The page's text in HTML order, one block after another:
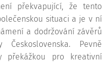
překvapující, že tento
situaci a je v ní
a dodržování závěrů
Pevně
překážkou pro kreativní